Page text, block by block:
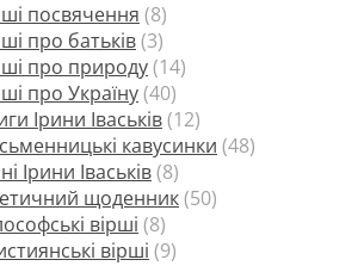
посвячення (8)
про батьків(3)
про природу(14)
про Україну(40)
Ірини Іваськів(12)
кавусинки (48)
Ірини Іваськів(8)
щоденник(50)
вірші (8)
вірші (9)